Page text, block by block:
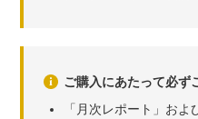
ご購入にあたって必ず
「月次レポート」お